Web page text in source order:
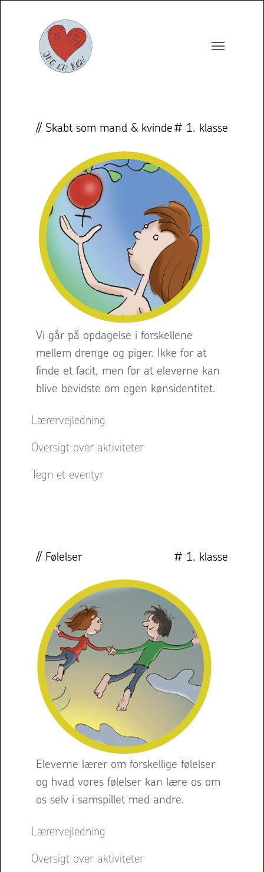
// Skabt som mand & kvinde# 1. klasse
Vi går på opdagelse i forskellene
mellem drenge og piger. Ikke for at
finde et facit, men for at eleverne kan
blive bevidste om egen kønsidentitet.
Lærervejledning
Oversigt over aktiviteter
Tegn et eventyr
// Følelser # 1. klasse
Eleverne lærer om forskellige følelser
og hvad vores følelser kan lære os om
os selv i samspillet med andre.
Lærervejledning
Oversigt over aktiviteter